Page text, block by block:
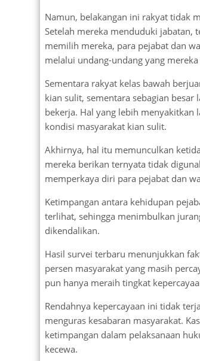
Namun, belakangan ini rakyat tidak
Setelah mereka menduduki jabatan,
memilih mereka, para pejabat dan
melalui undang-undang yang
Sementara rakyat kelas bawah
kian sulit, sementara sebagian
bekerja. Hal yang lebih menyakitkan
kondisi masyarakat kian sulit.
Akhirnya, hal itu memunculkan
mereka berikan ternyata tidak
memperkaya diri para pejabat dan
Ketimpangan antara kehidupan
terlihat, sehingga menimbulkan
dikendalikan.
Hasil survei terbaru menunjukkan
persen masyarakat yang masih
pun hanya meraih tingkat
Rendahnya kepercayaan ini tidak
menguras kesabaran masyarakat.
ketimpangan dalam pelaksanaan
kecewa.